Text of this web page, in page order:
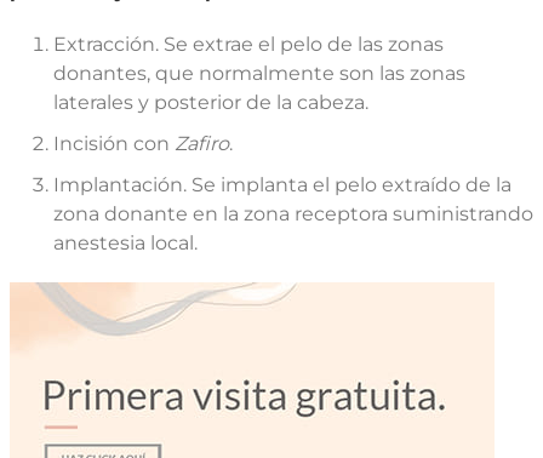
Extracción. Se extrae el pelo de las zonas
donantes, que normalmente son las zonas
laterales y posterior de la cabeza.
Incisión con Zafiro.
Implantación. Se implanta el pelo extraído de la
zona donante en la zona receptora suministrando
anestesia local.